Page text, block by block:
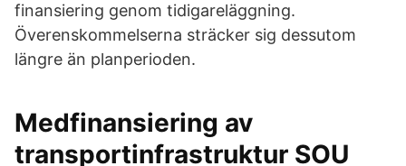
finansiering genom tidigareläggning.
Överenskommelserna sträcker sig dessutom
längre än planperioden.
Medfinansiering av
transportinfrastruktur SOU